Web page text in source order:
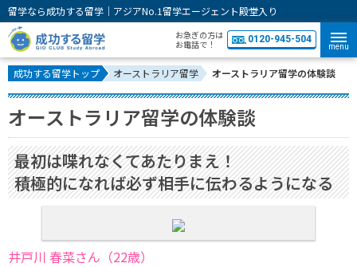
留学なら成功する留学｜アジアNo.1留学エージェント殿堂入り
お急ぎの方は
お電話で！
0120-945-504
menu
成功する留学トップ オーストラリア留学 オーストラリア留学の体験談
オーストラリア留学の体験談
最初は喋れなくてあたりまえ！
積極的になれば必ず相手に伝わるようになる
井戸川 春菜さん（22歳）